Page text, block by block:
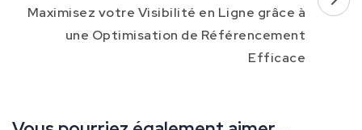
Maximisez votre Visibilité en Ligne grâce à
une Optimisation de Référencement
Efficace